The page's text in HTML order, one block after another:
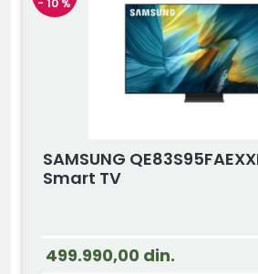
SAMSUNG
Smart TV
499.990,00 din.